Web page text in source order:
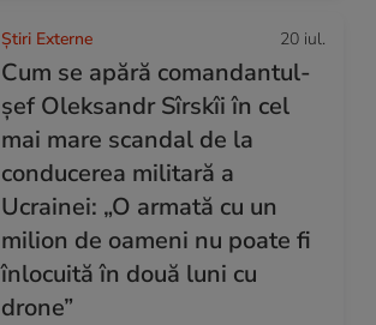
Știri Externe 20 iul.
Cum se apără comandantul-
șef Oleksandr Sîrskîi în cel
mai mare scandal de la
conducerea militară a
Ucrainei: „O armată cu un
milion de oameni nu poate fi
înlocuită în două luni cu
drone”